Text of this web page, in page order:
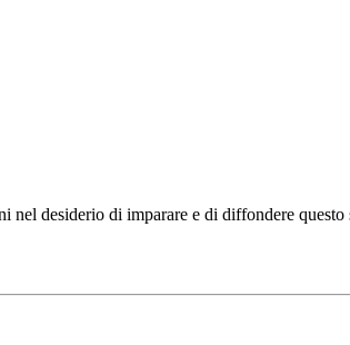
desiderio di imparare e di diffondere questo